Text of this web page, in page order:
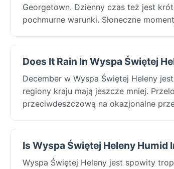
Georgetown. Dzienny czas też jest
pochmurne warunki. Słoneczne
Does It Rain In Wyspa Świętej
December w Wyspa Świętej Heleny
regiony kraju mają jeszcze mniej.
przeciwdeszczową na okazjonalne
Is Wyspa Świętej Heleny Humid
Wyspa Świętej Heleny jest spowity